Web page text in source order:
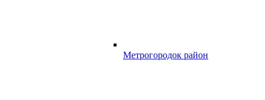
Метрогородок район